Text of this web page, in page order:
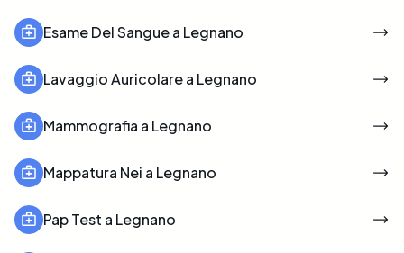
Esame Del Sangue a Legnano
Lavaggio Auricolare a Legnano
Mammografia a Legnano
Mappatura Nei a Legnano
Pap Test a Legnano